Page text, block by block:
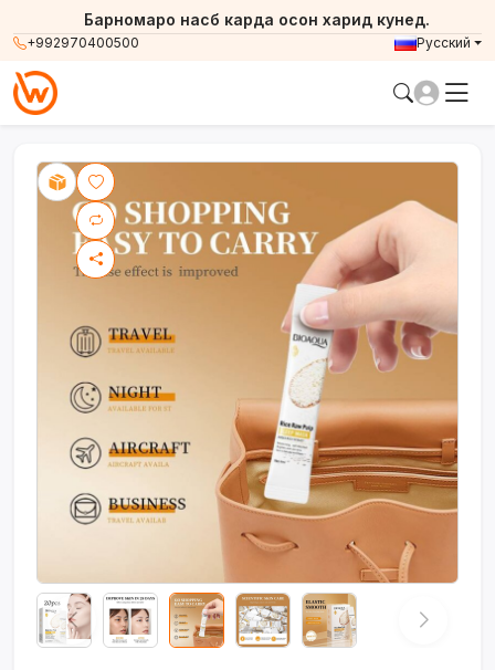
+992970400500
Барномаро насб карда осон харид кунед.
Русский